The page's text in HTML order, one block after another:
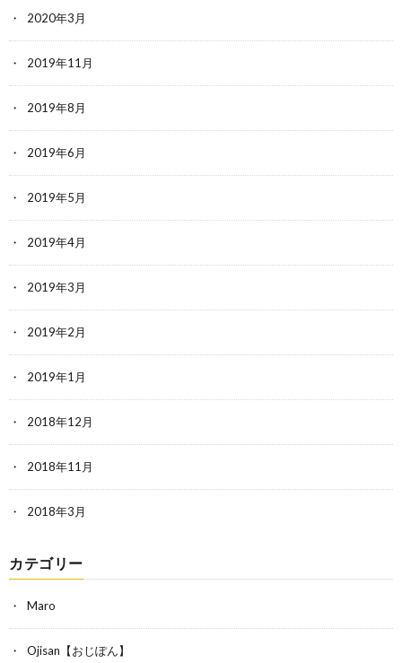
2020年3月
2019年11月
2019年8月
2019年6月
2019年5月
2019年4月
2019年3月
2019年2月
2019年1月
2018年12月
2018年11月
2018年3月
カテゴリー
Maro
Ojisan【おじぽん】